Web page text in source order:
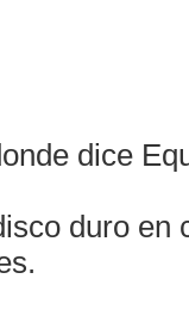
dice
duro en